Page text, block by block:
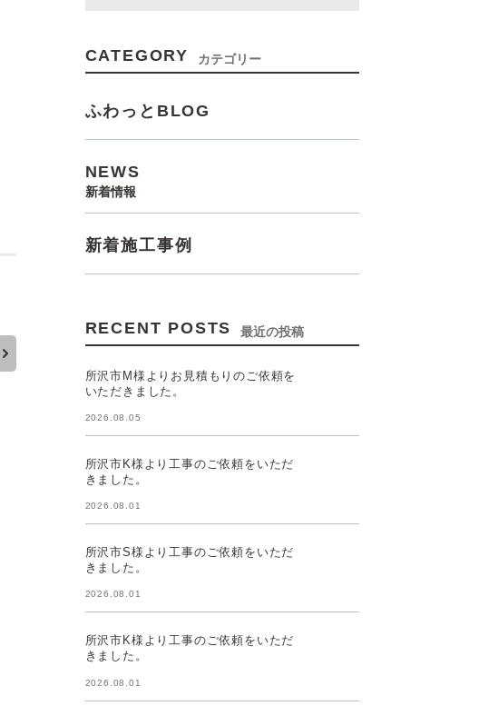
CATEGORY カテゴリー
ふわっとBLOG
NEWS
新着情報
新着施工事例
RECENT POSTS 最近の投稿
所沢市M様よりお見積もりのご依頼を
いただきました。
2026.08.05
所沢市K様より工事のご依頼をいただ
きました。
2026.08.01
所沢市S様より工事のご依頼をいただ
きました。
2026.08.01
所沢市K様より工事のご依頼をいただ
きました。
2026.08.01